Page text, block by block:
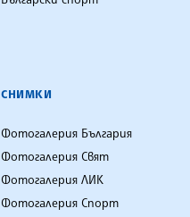
СНИМКИ
Фотогалерия България
Фотогалерия Свят
Фотогалерия ЛИК
Фотогалерия Спорт